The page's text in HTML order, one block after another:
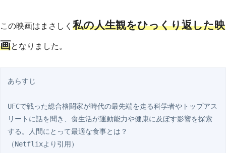
この映画はまさしく 私の人生観をひっくり返した映
画となりました。
あらすじ
UFCで戦った総合格闘家が時代の最先端を走る科学者やトップアス
リートに話を聞き、食生活が運動能力や健康に及ぼす影響を探索
する。人間にとって最適な食事とは？
（Netflixより引用）